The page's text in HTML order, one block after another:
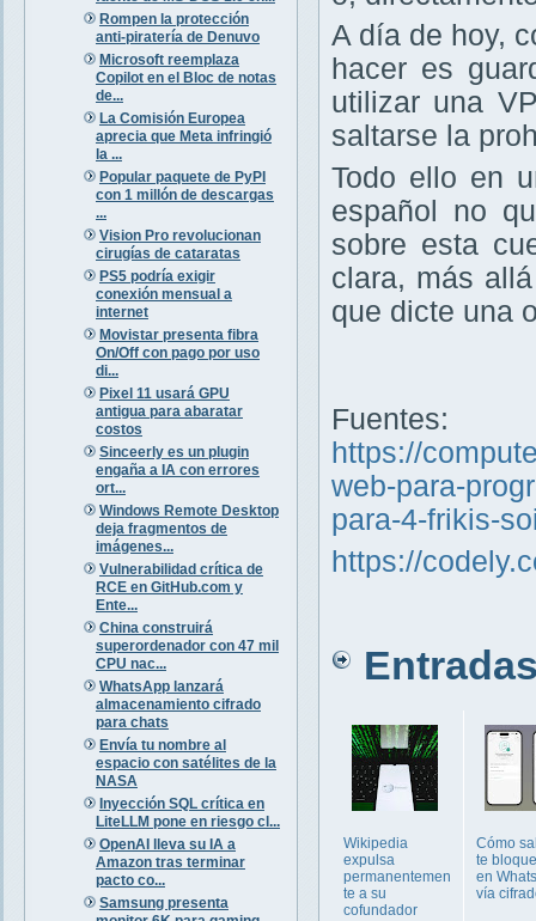
Rompen la protección
anti-piratería de Denuvo
Microsoft reemplaza
Copilot en el Bloc de notas
de...
La Comisión Europea
aprecia que Meta infringió
la ...
Popular paquete de PyPI
con 1 millón de descargas
...
Vision Pro revolucionan
cirugías de cataratas
PS5 podría exigir
conexión mensual a
internet
Movistar presenta fibra
On/Off con pago por uso
di...
Pixel 11 usará GPU
antigua para abaratar
costos
Sinceerly es un plugin
engaña a IA con errores
ort...
Windows Remote Desktop
deja fragmentos de
imágenes...
Vulnerabilidad crítica de
RCE en GitHub.com y
Ente...
China construirá
superordenador con 47 mil
CPU nac...
WhatsApp lanzará
almacenamiento cifrado
para chats
Envía tu nombre al
espacio con satélites de la
NASA
Inyección SQL crítica en
LiteLLM pone en riesgo cl...
OpenAI lleva su IA a
Amazon tras terminar
pacto co...
Samsung presenta
A día de hoy,
hacer es
utilizar una
saltarse la
Todo ello en
español no
sobre esta
clara, más
que dicte una
Fuentes:
https://
web-para-
para-4-frikis-
https://
Entradas
Wikipedia
expulsa
permanentemen
te a su
cofundador
Cómo
te
en
vía